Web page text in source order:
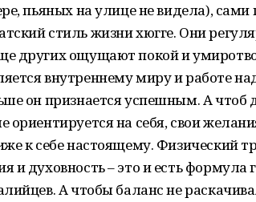
пьяных на улице не видела), сами
стиль жизни хюгге. Они
других ощущают покой и
внутреннему миру и работе
он признается успешным. А чтоб
ориентируется на себя, свои
к себе настоящему. Физический
и духовность – это и есть формула
А чтобы баланс не